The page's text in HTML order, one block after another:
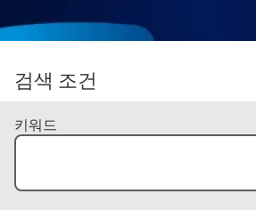
검색 조건
Filter Jobs By
키워드